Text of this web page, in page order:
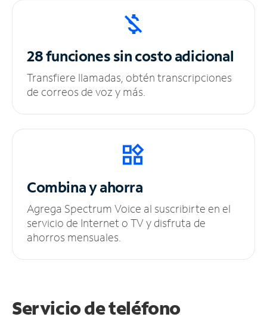
28 funciones sincosto adicional
Transfiere llamadas, obtén transcripciones
de correos de voz y más.
Combina y ahorra
Agrega Spectrum Voice al suscribirte en el
servicio de Internet o TV y disfruta de
ahorros mensuales.
Servicio de teléfono